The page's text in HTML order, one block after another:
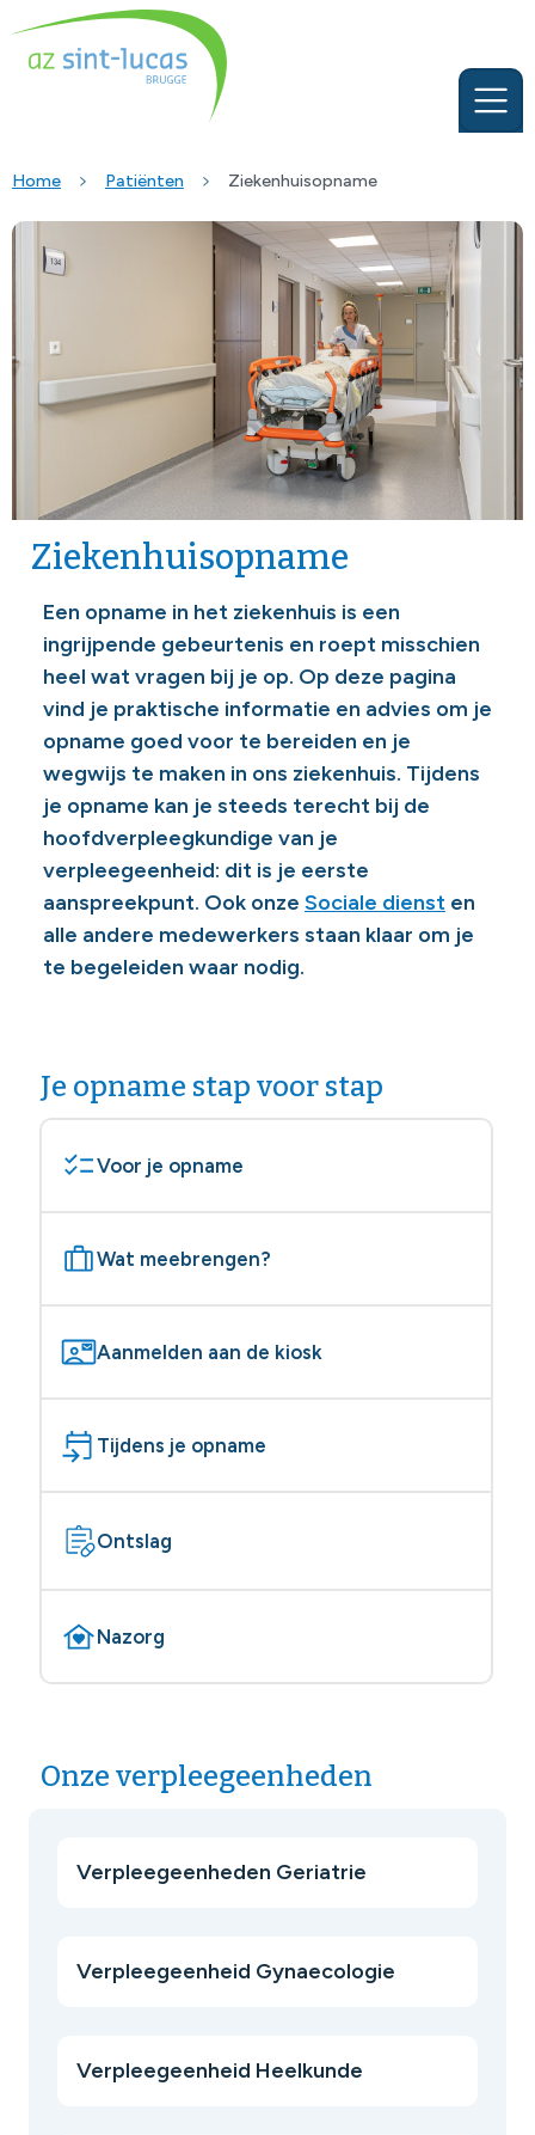
Home Patiënten Ziekenhuisopname
Ziekenhuisopname
Een opname in het ziekenhuis is een
ingrijpende gebeurtenis en roept misschien
heel wat vragen bij je op. Op deze pagina
vind je praktische informatie en advies om je
opname goed voor te bereiden en je
wegwijs te maken in ons ziekenhuis. Tijdens
je opname kan je steeds terecht bij de
hoofdverpleegkundige van je
verpleegeenheid: dit is je eerste
aanspreekpunt. Ook onze Sociale dienst en
alle andere medewerkers staan klaar om je
te begeleiden waar nodig.
Je opname stap voor stap
Voor je opname
Wat meebrengen?
Aanmelden aan de kiosk
Tijdens je opname
Ontslag
Nazorg
Onze verpleegeenheden
Verpleegeenheden Geriatrie
Verpleegeenheid Gynaecologie
Verpleegeenheid Heelkunde